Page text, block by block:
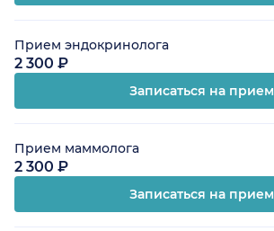
Прием эндокринолога
2 300 ₽
Записаться на прием
Прием маммолога
2 300 ₽
Записаться на прием